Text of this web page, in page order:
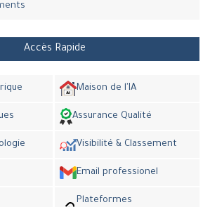
Accès Rapide
Maison de l'IA
Assurance Qualité
Visibilité & Classement
Email professionel
Plateformes